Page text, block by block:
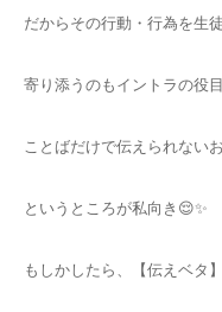
だからその行動・行為を生
寄り添うのもイントラの役
ことばだけで伝えられない
というところが私向き😌✨️
もしかしたら、【伝えベタ